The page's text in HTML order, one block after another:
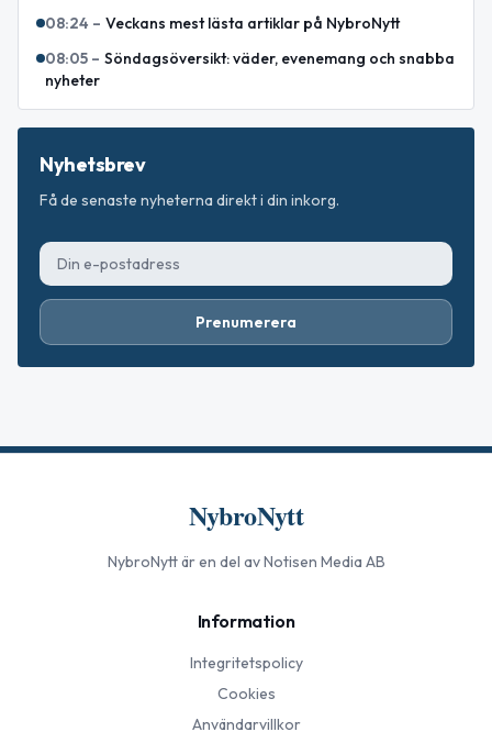
08:24 – Veckans mest lästa artiklar på NybroNytt
08:05 – Söndagsöversikt: väder, evenemang och snabba
nyheter
Nyhetsbrev
Få de senaste nyheterna direkt i din inkorg.
Prenumerera
NybroNytt
NybroNyttär en del av Notisen Media AB
Information
Integritetspolicy
Cookies
Användarvillkor